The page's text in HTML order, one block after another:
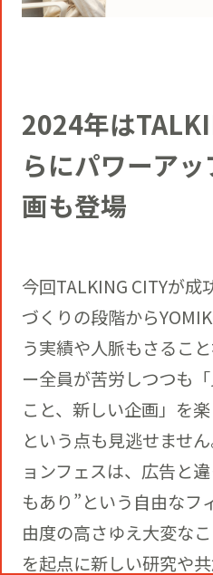
2024年は
らにパワーア
画も登場
今回TALKING CITYが成
づくりの段階から
う実績や人脈もさるこ
ー全員が苦労しつつも
こと、新しい企画」を
という点も見逃せませ
ョンフェスは、広告と
もあり”という自由なフ
由度の高さゆえ大変な
を起点に新しい研究や